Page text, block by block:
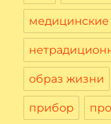
медицинские
образ жизни
прибор